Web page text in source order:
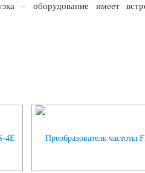
– оборудование имеет